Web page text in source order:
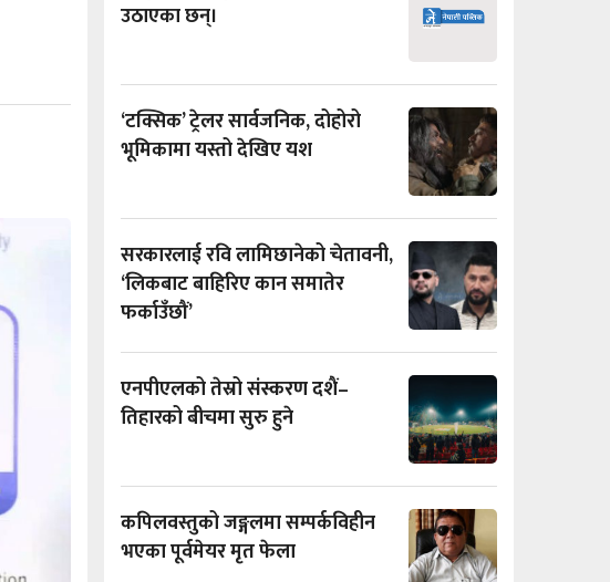
उठाएका छन्।
‘टक्सिक’ ट्रेलर सार्वजनिक, दोहोरो
भूमिकामा यस्तो देखिए यश
सरकारलाई रवि लामिछानेको चेतावनी,
‘लिकबाट बाहिरिए कान समातेर
फर्काउँछौं’
एनपीएलको तेस्रो संस्करण दशैं–
तिहारको बीचमा सुरु हुने
कपिलवस्तुको जङ्गलमा सम्पर्कविहीन
भएका पूर्वमेयर मृत फेला